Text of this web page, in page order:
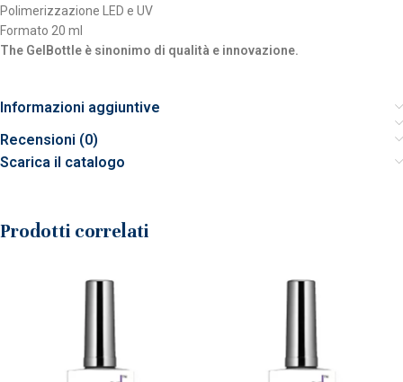
Polimerizzazione LED e UV
Formato 20 ml
The GelBottle è sinonimo di qualità e innovazione.
Informazioni aggiuntive
Recensioni (0)
Scarica il catalogo
Prodotti correlati